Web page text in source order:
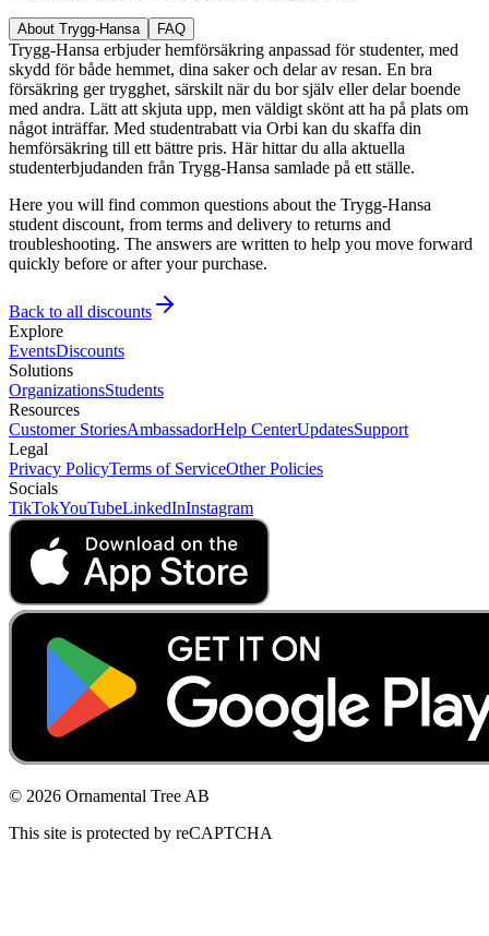
About Trygg-Hansa FAQ
Trygg-Hansa erbjuder hemförsäkring anpassad för studenter, med
skydd för både hemmet, dina saker och delar av resan. En bra
försäkring ger trygghet, särskilt när du bor själv eller delar boende
med andra. Lätt att skjuta upp, men väldigt skönt att ha på plats om
något inträffar. Med studentrabatt via Orbi kan du skaffa din
hemförsäkring till ett bättre pris. Här hittar du alla aktuella
studenterbjudanden från Trygg-Hansa samlade på ett ställe.
Here you will find common questions about the Trygg-Hansa
student discount, from terms and delivery to returns and
troubleshooting. The answers are written to help you move forward
quickly before or after your purchase.
Back to all discounts
Explore
EventsDiscounts
Solutions
OrganizationsStudents
Resources
Customer StoriesAmbassadorHelp CenterUpdatesSupport
Legal
Privacy PolicyTerms of ServiceOther Policies
Socials
TikTokYouTubeLinkedInInstagram
© 2026 Ornamental Tree AB
This site is protected by reCAPTCHA